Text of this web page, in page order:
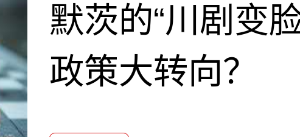
默茨的“川剧变
政策大转向？